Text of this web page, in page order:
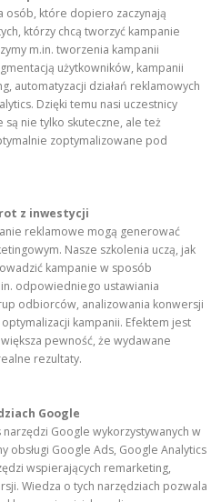
osób, które dopiero zaczynają
którzy chcą tworzyć kampanie
m.in. tworzenia kampanii
użytkowników, kampanii
automatyzacji działań reklamowych
Dzięki temu nasi uczestnicy
nie tylko skuteczne, ale też
zoptymalizowane pod
z inwestycji
reklamowe mogą generować
Nasze szkolenia uczą, jak
kampanie w sposób
odpowiedniego ustawiania
odbiorców, analizowania konwersji
kampanii. Efektem jest
pewność, że wydawane
rezultaty.
Google
Google wykorzystywanych w
obsługi Google Ads, Google Analytics
wspierających remarketing,
Wiedza o tych narzędziach pozwala